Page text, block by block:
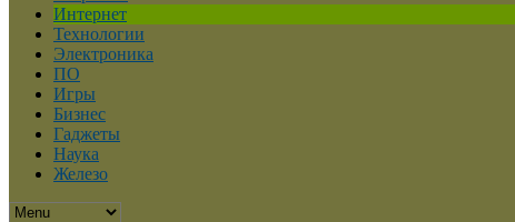
Интернет
Технологии
Электроника
ПО
Игры
Бизнес
Гаджеты
Наука
Железо